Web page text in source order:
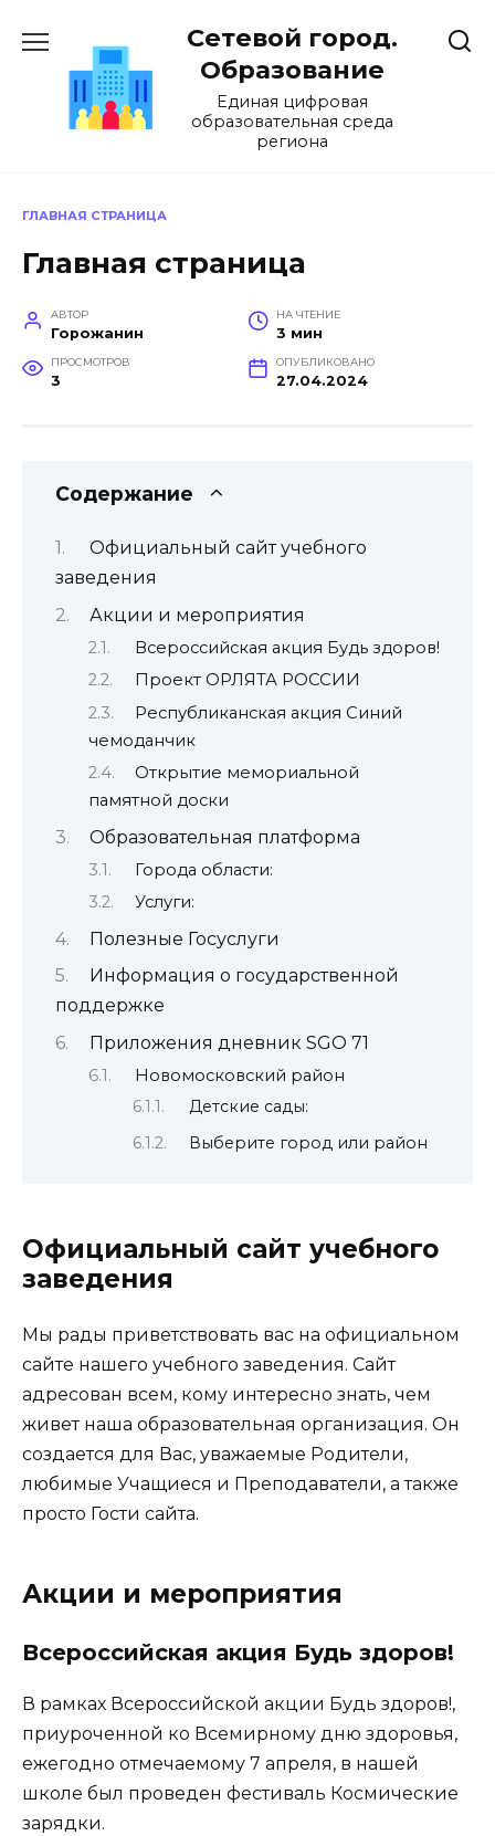
содержанию
Сетевой город.
Образование
Единая цифровая
образовательная среда
региона
ГЛАВНАЯ СТРАНИЦА
Главная страница
АВТОР
Горожанин
НА ЧТЕНИЕ
3 мин
ПРОСМОТРОВ
3
ОПУБЛИКОВАНО
27.04.2024
Содержание
Официальный сайт учебного
заведения
Акции и мероприятия
Всероссийская акция Будь здоров!
Проект ОРЛЯТА РОССИИ
Республиканская акция Синий
чемоданчик
Открытие мемориальной
памятной доски
Образовательная платформа
Города области:
Услуги:
Полезные Госуслуги
Информация о государственной
поддержке
Приложения дневник SGO 71
Новомосковский район
Детские сады:
Выберите город или район
Официальный сайт учебного
заведения
Мы рады приветствовать вас на официальном
сайте нашего учебного заведения. Сайт
адресован всем, кому интересно знать, чем
живет наша образовательная организация. Он
создается для Вас, уважаемые Родители,
любимые Учащиеся и Преподаватели, а также
просто Гости сайта.
Акции и мероприятия
Всероссийская акция Будь здоров!
В рамках Всероссийской акции Будь здоров!,
приуроченной ко Всемирному дню здоровья,
ежегодно отмечаемому 7 апреля, в нашей
школе был проведен фестиваль Космические
зарядки.